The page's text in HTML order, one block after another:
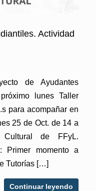
Actividad
de Ayudantes
lunes Taller
para acompañar en
25 de Oct. de 14 a
de FFyL.
Primer momento a
Tutorías […]
Continuar leyendo